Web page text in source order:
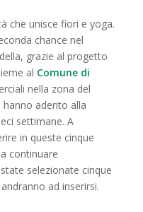
che unisce fiori e yoga.
chance nel
grazie al progetto
al Comune di
nella zona del
aderito alla
settimane. A
in queste cinque
continuare
selezionate cinque
ad inserirsi.